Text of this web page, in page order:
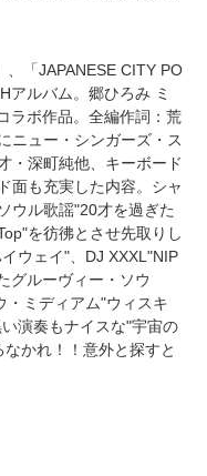
「JAPANESE CITY PO
アルバム。郷ひろみ ミ
ラボ作品。全編作詞：荒
ニュー・シンガーズ・ス
・深町純他、キーボード
面も充実した内容。シャ
ウル歌謡"20才を過ぎた
を彷彿とさせ先取りし
ウェイ"、DJ XXXL"NIP
グルーヴィー・ソウ
・ミディアム"ウィスキ
演奏もナイスな"宇宙の
かれ！！意外と探すと